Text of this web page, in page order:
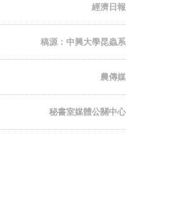
經濟日報
稿源：中興大學昆蟲系
農傳媒
秘書室媒體公關中心